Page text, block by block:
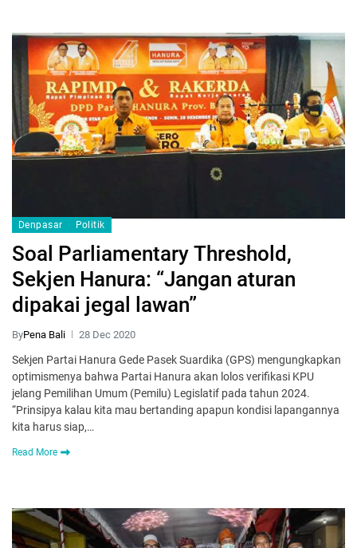
Denpasar Politik
Soal Parliamentary Threshold,
Sekjen Hanura: “Jangan aturan
dipakai jegal lawan”
ByPena Bali 28 Dec 2020
Sekjen Partai Hanura Gede Pasek Suardika (GPS) mengungkapkan
optimismenya bahwa Partai Hanura akan lolos verifikasi KPU
jelang Pemilihan Umum (Pemilu) Legislatif pada tahun 2024.
“Prinsipya kalau kita mau bertanding apapun kondisi lapangannya
kita harus siap,…
Read More